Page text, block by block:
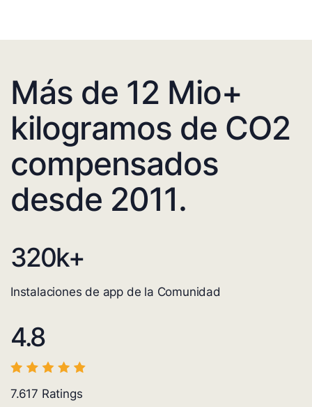
Más de 12 Mio+
kilogramos de CO2
compensados
desde 2011.
320k+
Instalaciones de app de la Comunidad
4.8
7.617 Ratings